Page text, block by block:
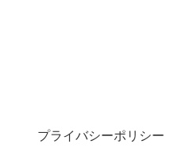
プライバシーポリシー